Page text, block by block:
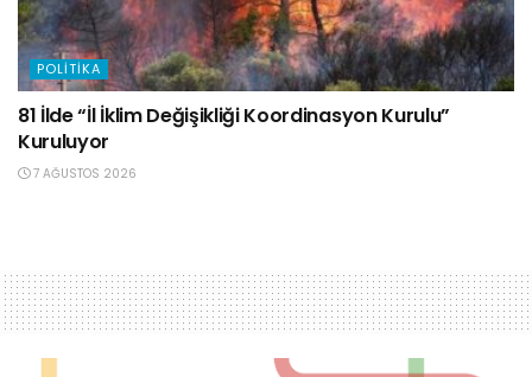
POLITIKA
81 İlde “İl İklim Değişikliği Koordinasyon Kurulu”
Kuruluyor
7 AĞUSTOS 2026